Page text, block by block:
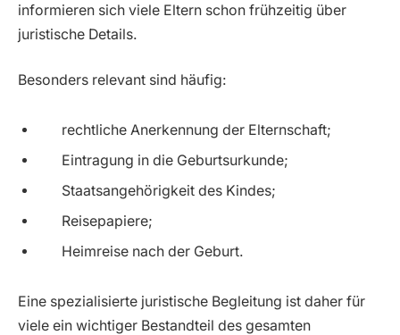
informieren sich viele Eltern schon frühzeitig über
juristische Details.
Besonders relevant sind häufig:
rechtliche Anerkennung der Elternschaft;
Eintragung in die Geburtsurkunde;
Staatsangehörigkeit des Kindes;
Reisepapiere;
Heimreise nach der Geburt.
Eine spezialisierte juristische Begleitung ist daher für
viele ein wichtiger Bestandteil des gesamten